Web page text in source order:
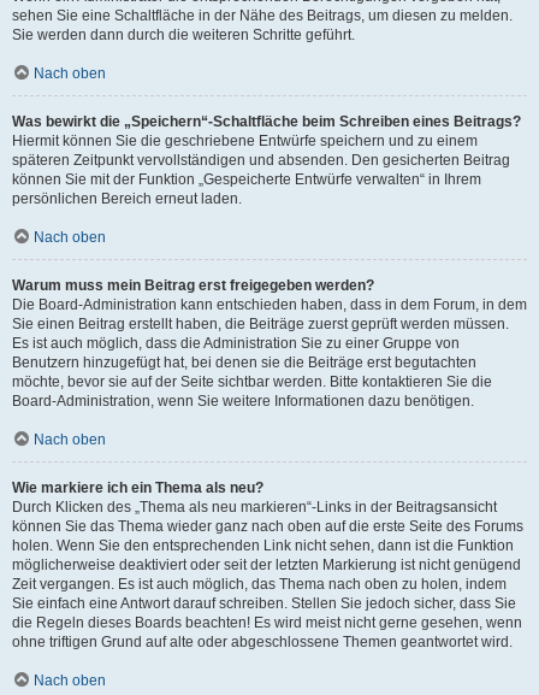
sehen Sie eine Schaltfläche in der Nähe des Beitrags, um diesen zu melden.
Sie werden dann durch die weiteren Schritte geführt.
Nach oben
Was bewirkt die „Speichern“-Schaltfläche beim Schreiben eines Beitrags?
Hiermit können Sie die geschriebene Entwürfe speichern und zu einem
späteren Zeitpunkt vervollständigen und absenden. Den gesicherten Beitrag
können Sie mit der Funktion „Gespeicherte Entwürfe verwalten“ in Ihrem
persönlichen Bereich erneut laden.
Nach oben
Warum muss mein Beitrag erst freigegeben werden?
Die Board-Administration kann entschieden haben, dass in dem Forum, in dem
Sie einen Beitrag erstellt haben, die Beiträge zuerst geprüft werden müssen.
Es ist auch möglich, dass die Administration Sie zu einer Gruppe von
Benutzern hinzugefügt hat, bei denen sie die Beiträge erst begutachten
möchte, bevor sie auf der Seite sichtbar werden. Bitte kontaktieren Sie die
Board-Administration, wenn Sie weitere Informationen dazu benötigen.
Nach oben
Wie markiere ich ein Thema als neu?
Durch Klicken des „Thema als neu markieren“-Links in der Beitragsansicht
können Sie das Thema wieder ganz nach oben auf die erste Seite des Forums
holen. Wenn Sie den entsprechenden Link nicht sehen, dann ist die Funktion
möglicherweise deaktiviert oder seit der letzten Markierung ist nicht genügend
Zeit vergangen. Es ist auch möglich, das Thema nach oben zu holen, indem
Sie einfach eine Antwort darauf schreiben. Stellen Sie jedoch sicher, dass Sie
die Regeln dieses Boards beachten! Es wird meist nicht gerne gesehen, wenn
ohne triftigen Grund auf alte oder abgeschlossene Themen geantwortet wird.
Nach oben